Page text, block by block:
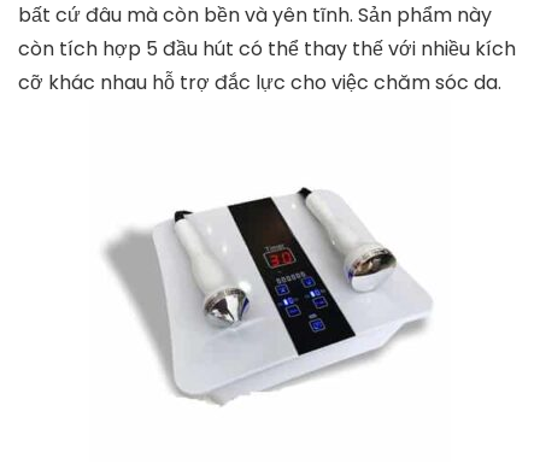
bất cứ đâu mà còn bền và yên tĩnh. Sản phẩm này
còn tích hợp 5 đầu hút có thể thay thế với nhiều kích
cỡ khác nhau hỗ trợ đắc lực cho việc chăm sóc da.